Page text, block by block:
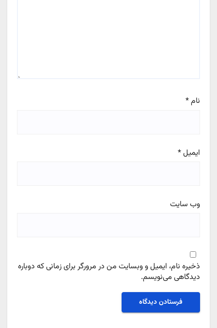
نام*
ایمیل*
وب‌ سایت
ذخیره نام، ایمیل و وبسایت من در مرورگر برای زمانی که دوباره
دیدگاهی می‌نویسم.